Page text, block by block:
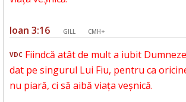
Ioan 3:16 GILL CMH+
VDC Fiindcă atât de mult a iubit
dat pe singurul Lui Fiu, pentru ca
nu piară, ci să aibă viața veșnică.